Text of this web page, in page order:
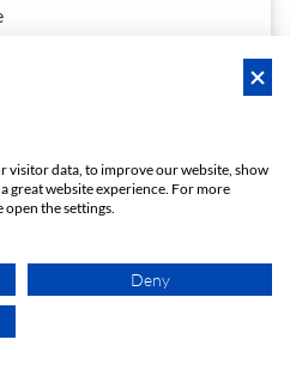
visitor data, to improve our website, show
great website experience. For more
the settings.
Deny